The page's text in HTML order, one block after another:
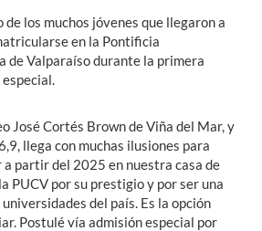
los muchos jóvenes que llegaron a
en la Pontificia
de Valparaíso durante la primera
José Cortés Brown de Viña del Mar, y
llega con muchas ilusiones para
a partir del 2025 en nuestra casa de
PUCV por su prestigio y por ser una
del país. Es la opción
Postulé vía admisión especial por